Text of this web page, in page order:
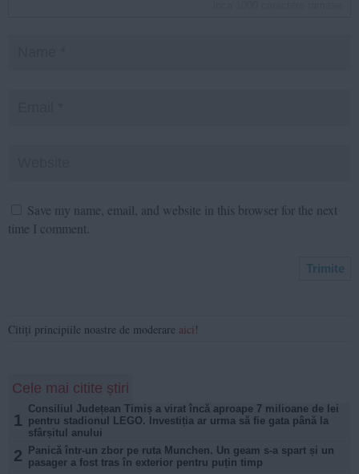
Save my name, email, and website in this browser for the next
time I comment.
Citiți principiile noastre de moderare aici !
Cele mai citite știri
1
Consiliul Județean Timiș a virat încă aproape 7 milioane de lei
pentru stadionul LEGO. Investiția ar urma să fie gata până la
sfârșitul anului
2
Panică într-un zbor pe ruta Munchen. Un geam s-a spart și un
pasager a fost tras în exterior pentru puțin timp